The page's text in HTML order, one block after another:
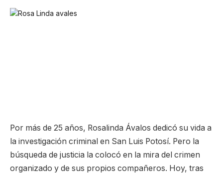
Por más de 25 años, Rosalinda Ávalos dedicó su vida a
la investigación criminal en San Luis Potosí. Pero la
búsqueda de justicia la colocó en la mira del crimen
organizado y de sus propios compañeros. Hoy, tras